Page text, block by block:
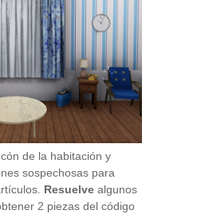
de la habitación y
sospechosas para
Resuelve algunos
2 piezas del código